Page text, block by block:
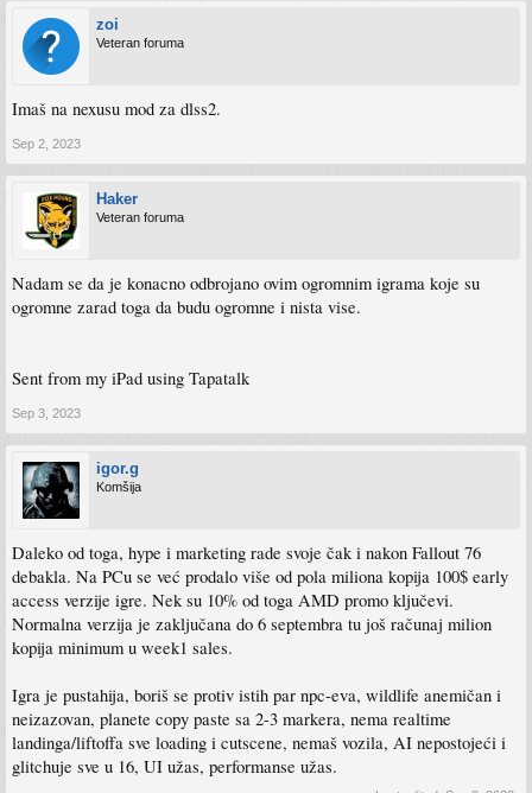
zoi
Veteran foruma
Imaš na nexusu mod za dlss2.
Sep 2, 2023
Haker
Veteran foruma
Nadam se da je konacno odbrojano ovim ogromnim igrama koje su
ogromne zarad toga da budu ogromne i nista vise.
Sent from my iPad using Tapatalk
Sep 3, 2023
igor.g
Komšija
Daleko od toga, hype i marketing rade svoje čak i nakon Fallout 76
debakla. Na PCu se već prodalo više od pola miliona kopija 100$ early
access verzije igre. Nek su 10% od toga AMD promo ključevi.
Normalna verzija je zaključana do 6 septembra tu još računaj milion
kopija minimum u week1 sales.
Igra je pustahija, boriš se protiv istih par npc-eva, wildlife anemičan i
neizazovan, planete copy paste sa 2-3 markera, nema realtime
landinga/liftoffa sve loading i cutscene, nemaš vozila, AI nepostojeći i
glitchuje sve u 16, UI užas, performanse užas.